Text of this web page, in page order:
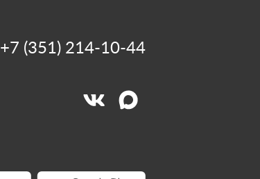
+7 (351) 214-10-44